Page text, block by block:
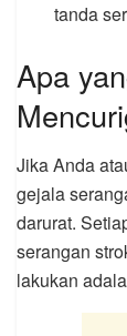
tanda
Apa
Jika Anda
gejala
darurat.
serangan
lakukan